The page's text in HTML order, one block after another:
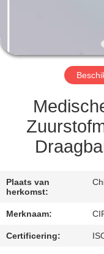
VERZOEK
EEN
CITAAT
SITEMAP
PRIVACY
POLICY
Plaats van
herkomst:
Merknaam:
Certificering: